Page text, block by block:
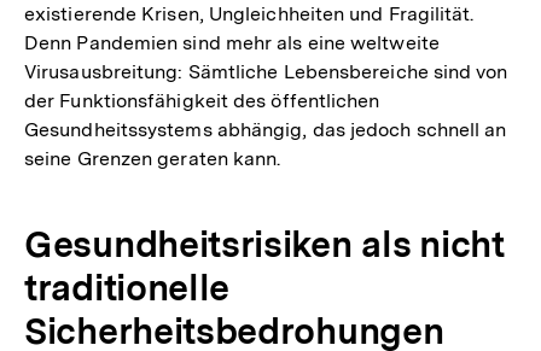
existierende Krisen, Ungleichheiten und Fragilität.
Denn Pandemien sind mehr als eine weltweite
Virusausbreitung: Sämtliche Lebensbereiche sind von
der Funktionsfähigkeit des öffentlichen
Gesundheitssystems abhängig, das jedoch schnell an
seine Grenzen geraten kann.
Gesundheitsrisiken als nicht
traditionelle
Sicherheitsbedrohungen